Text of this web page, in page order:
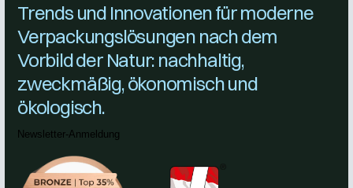
Trends und Innovationen für moderne
Verpackungslösungen nach dem
Vorbild der Natur: nachhaltig,
zweckmäßig, ökonomisch und
ökologisch.
Newsletter-Anmeldung